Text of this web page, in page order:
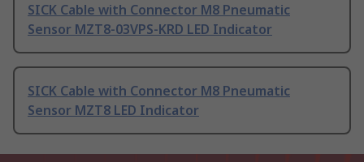
SICK Cable with Connector M8 Pneumatic
Sensor MZT8-03VPS-KRD LED Indicator
SICK Cable with Connector M8 Pneumatic
Sensor MZT8 LED Indicator